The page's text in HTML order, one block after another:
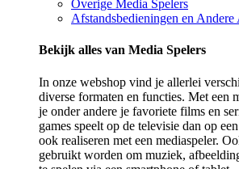
Overige Media Spelers
Afstandsbedieningen en Andere
Bekijk alles van Media Spelers
In onze webshop vind je allerlei
diverse formaten en functies. Met een
je onder andere je favoriete films en
games speelt op de televisie dan op
ook realiseren met een mediaspeler.
gebruikt worden om muziek,